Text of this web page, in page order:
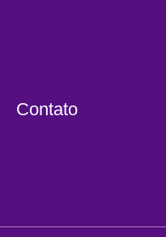
Contato